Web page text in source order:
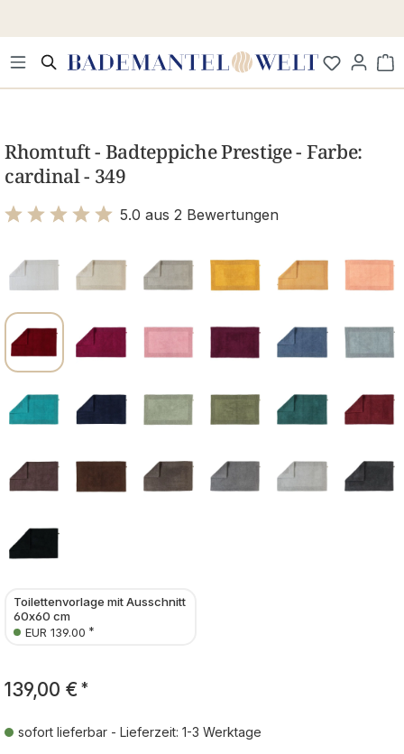
Rhomtuft - Badteppiche Prestige - Farbe:
cardinal - 349
5.0 aus 2 Bewertungen
Toilettenvorlage mit Ausschnitt
60x60 cm
EUR 139.00 *
139,00 € *
sofort lieferbar - Lieferzeit: 1-3 Werktage